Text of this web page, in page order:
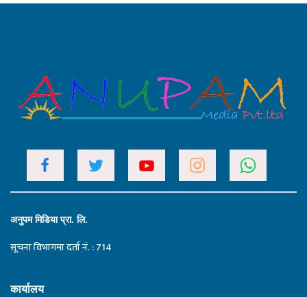
अनुपम मिडिया प्रा. लि.
सूचना विभागमा दर्ता नं. : 714
कार्यालय